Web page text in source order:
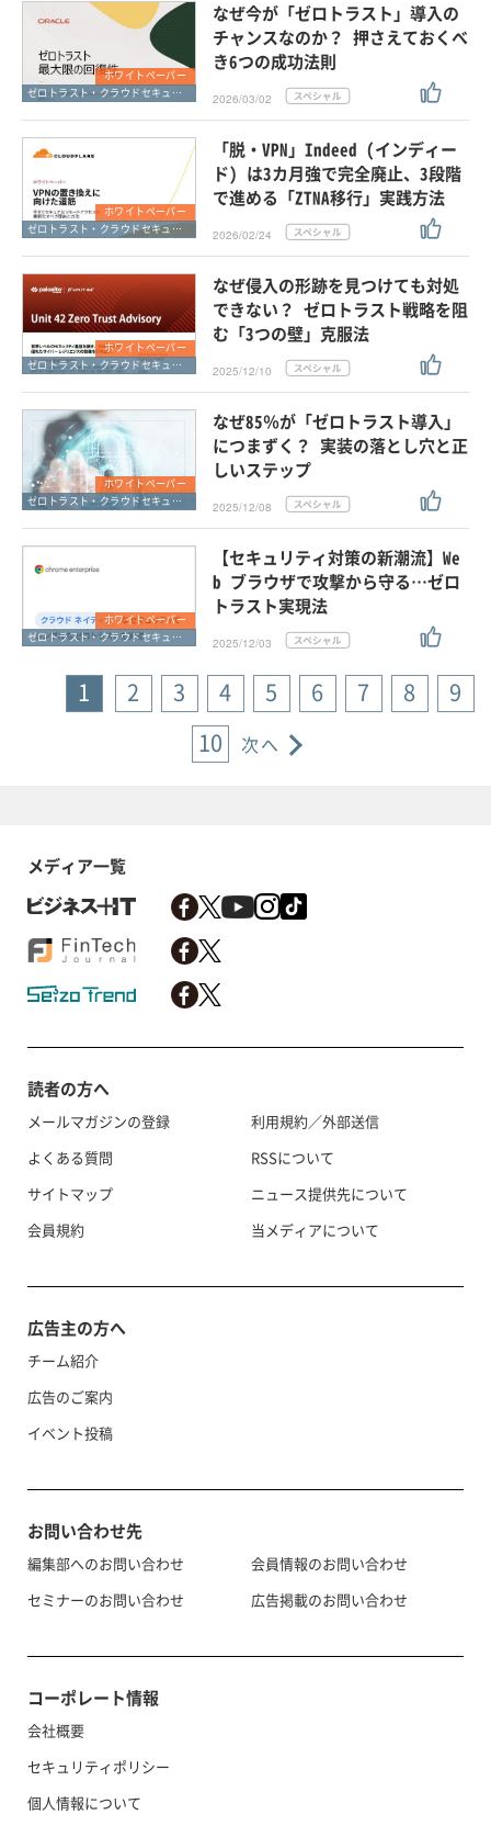
ホワイトペーパー
ゼロトラスト・クラウドセキュリティ・SASE
なぜ今が「ゼロトラスト」導入の
チャンスなのか？ 押さえておくべ
き6つの成功法則
2026/03/02
ホワイトペーパー
ゼロトラスト・クラウドセキュリティ・SASE
「脱・VPN」Indeed (インディー
ド) は3カ月強で完全廃止、3段階
で進める「ZTNA移行」実践方法
2026/02/24
ホワイトペーパー
ゼロトラスト・クラウドセキュリティ・SASE
なぜ侵入の形跡を見つけても対処
できない？ ゼロトラスト戦略を阻
む「3つの壁」克服法
2025/12/10
ホワイトペーパー
ゼロトラスト・クラウドセキュリティ・SASE
なぜ85％が「ゼロトラスト導入」
につまずく？ 実装の落とし穴と正
しいステップ
2025/12/08
ホワイトペーパー
ゼロトラスト・クラウドセキュリティ・SASE
【セキュリティ対策の新潮流】We
b ブラウザで攻撃から守る…ゼロ
トラスト実現法
2025/12/03
1 2 3 4 5 6 7 8
9
10
次へ
メディア一覧
読者の方へ
メールマガジンの登録
よくある質問
サイトマップ
会員規約
利用規約／外部送信
RSSについて
ニュース提供先について
当メディアについて
広告主の方へ
チーム紹介
広告のご案内
イベント投稿
お問い合わせ先
編集部へのお問い合わせ
セミナーのお問い合わせ
会員情報のお問い合わせ
広告掲載のお問い合わせ
コーポレート情報
会社概要
セキュリティポリシー
個人情報について